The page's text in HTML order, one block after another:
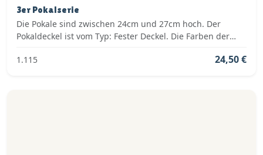
3er Pokalserie
Die Pokale sind zwischen 24cm und 27cm hoch. Der
Pokaldeckel ist vom Typ: Fester Deckel. Die Farben der
1.115
24,50 €